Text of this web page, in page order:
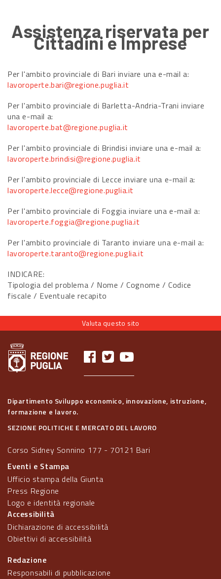
Assistenza riservata per
Cittadini e Imprese
Per l'ambito provinciale di Bari inviare una e-mail a:
lavoroperte.bari@regione.puglia.it
Per l'ambito provinciale di Barletta-Andria-Trani inviare
una e-mail a:
lavoroperte.bat@regione.puglia.it
Per l'ambito provinciale di Brindisi inviare una e-mail a:
lavoroperte.brindisi@regione.puglia.it
Per l'ambito provinciale di Lecce inviare una e-mail a:
lavoroperte.lecce@regione.puglia.it
Per l'ambito provinciale di Foggia inviare una e-mail a:
lavoroperte.foggia@regione.puglia.it
Per l'ambito provinciale di Taranto inviare una e-mail a:
lavoroperte.taranto@regione.puglia.it
INDICARE:
Tipologia del problema / Nome / Cognome / Codice
fiscale / Eventuale recapito
Valuta questo sito
Dipartimento Sviluppo economico, innovazione, istruzione,
formazione e lavoro.
SEZIONE POLITICHE E MERCATO DEL LAVORO
Corso Sidney Sonnino 177 - 70121 Bari
Eventi e Stampa
Ufficio stampa della Giunta
Press Regione
Logo e identità regionale
Accessibilità
Dichiarazione di accessibilità
Obiettivi di accessibilità
Redazione
Responsabili di pubblicazione